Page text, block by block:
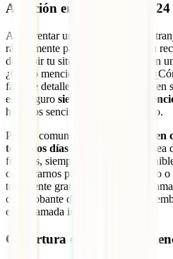
Atención en tu idioma las 24
Al enfrentar un problema en el
rápidamente para continuar con tu
describir tu situación o síntomas en
¿Cómo mencionas tu ubicación?
falta de detalles podría ser crucial en
este seguro siempre recibirás
haremos sencillo en todo momento.
Podrás comunicarte con nosotros
en
todos los días de la semana
. Ya
festivos, siempre estaremos
contactarnos por correo electrónico
totalmente gratuita. Si optas por
comprobante de la llamada y te
en la llamada internacional.
Cobertura extensa para